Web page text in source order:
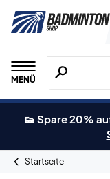
MENÜ
Suche
👟 Spare 20%
Startseite